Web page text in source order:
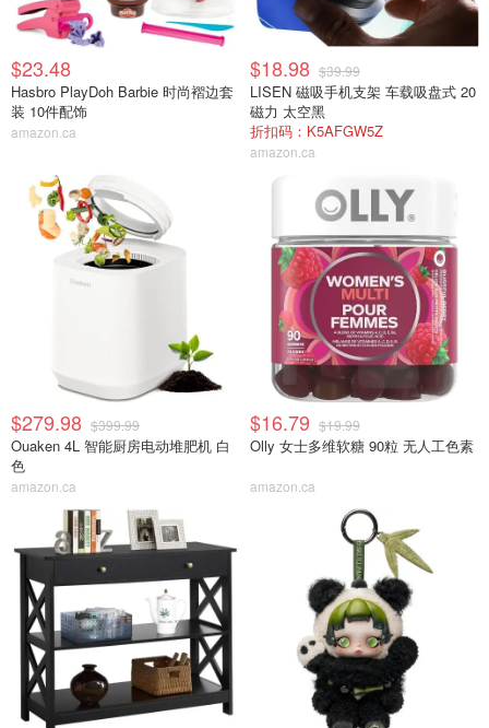
$23.48
Hasbro PlayDoh Barbie 时尚褶边套
装 10件配饰
amazon.ca
$18.98 $39.99
LISEN 磁吸手机支架 车载吸盘式 20
磁力 太空黑
折扣码：K5AFGW5Z
amazon.ca
$279.98 $399.99
Ouaken 4L 智能厨房电动堆肥机 白
色
amazon.ca
$16.79 $19.99
Olly 女士多维软糖 90粒 无人工色素
amazon.ca